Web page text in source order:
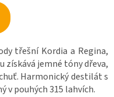
třešní Kordia a Regina,
získává jemné tóny dřeva,
Harmonický destilát s
v pouhých 315 lahvích.